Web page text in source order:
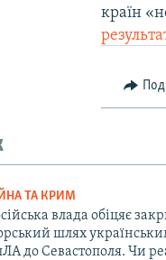
країн
ТА КРИМ
влада обіцяє
шлях
до Севастополя. Чи